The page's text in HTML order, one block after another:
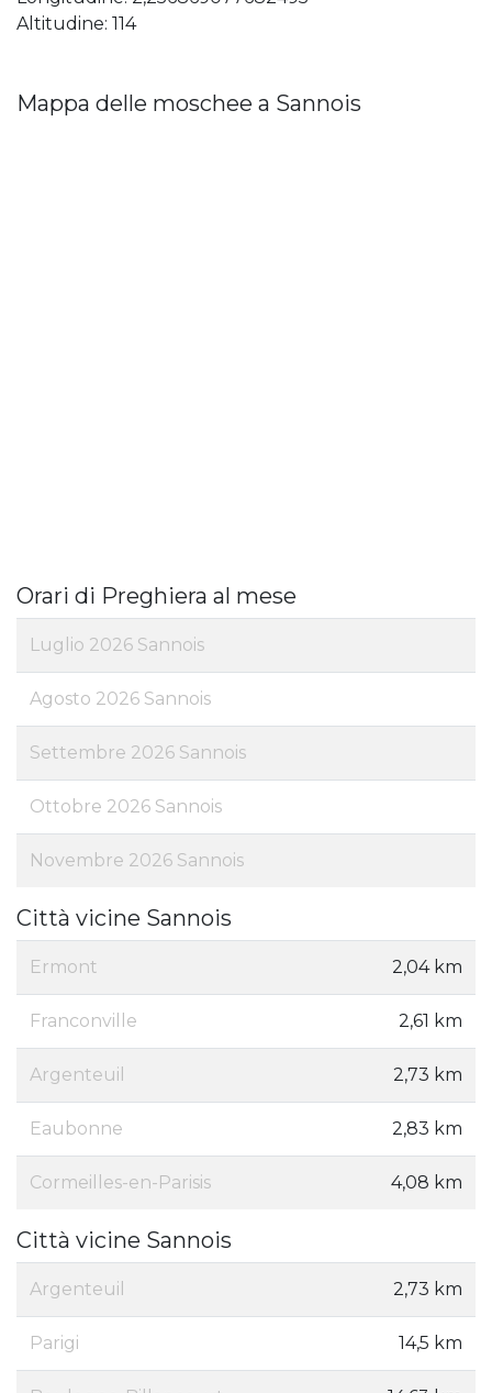
Altitudine: 114
Mappa delle moschee a Sannois
Orari di Preghiera al mese
Luglio 2026 Sannois
Agosto 2026 Sannois
Settembre 2026 Sannois
Ottobre 2026 Sannois
Novembre 2026 Sannois
Città vicine Sannois
Ermont 2,04 km
Franconville 2,61 km
Argenteuil 2,73 km
Eaubonne 2,83 km
Cormeilles-en-Parisis 4,08 km
Città vicine Sannois
Argenteuil 2,73 km
Parigi 14,5 km